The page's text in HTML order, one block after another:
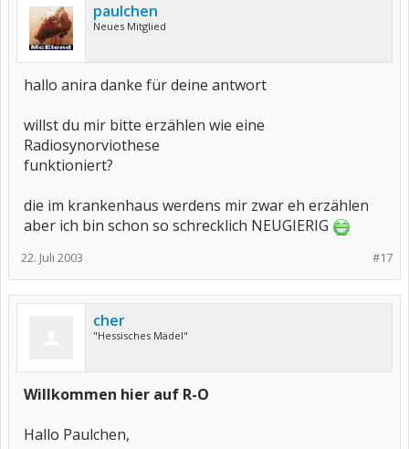
paulchen
Neues Mitglied
hallo anira danke für deine antwort
willst du mir bitte erzählen wie eine
Radiosynorviothese
funktioniert?
die im krankenhaus werdens mir zwar eh erzählen
aber ich bin schon so schrecklich NEUGIERIG
#17
22. Juli 2003
cher
"Hessisches Mädel"
Willkommen hier auf R-O
Hallo Paulchen,